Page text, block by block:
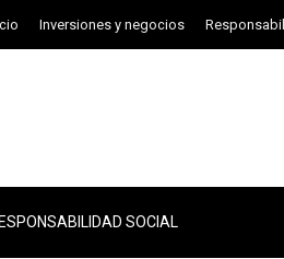
Inversiones y negocios
SOCIAL